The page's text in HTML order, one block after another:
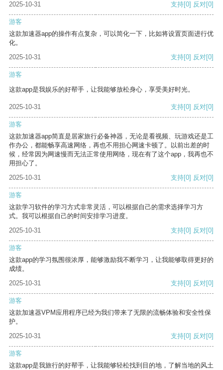
2025-10-31 支持[0] 反对[0]
游客
这款加速器app的操作有点复杂，可以简化一下，比如将设置页面进行优
化。
2025-10-31
支持[0] 反对[0]
游客
这款app是我娱乐的好帮手，让我能够放松身心，享受美好时光。
2025-10-31 支持[0] 反对[0]
游客
这款加速器app简直是居家旅行必备神器，无论是看视频、玩游戏还是工
作办公，都能畅享高速网络，再也不用担心网速卡顿了。以前出差的时
候，经常因为网速慢而无法正常使用网络，现在有了这个app，我再也不
用担心了。
2025-10-31
支持[0] 反对[0]
游客
这款学习软件的学习方式非常灵活，可以根据自己的需求选择学习方
式。我可以根据自己的时间安排学习进度。
2025-10-31
支持[0] 反对[0]
游客
这款app的学习氛围很浓厚，能够激励我不断学习，让我能够取得更好的
成绩。
2025-10-31
支持[0] 反对[0]
游客
这款加速器VPM应用程序已经为我们带来了无限的流畅体验和安全性保
护。
2025-10-31
支持[0] 反对[0]
游客
这款app是我旅行的好帮手，让我能够轻松找到目的地，了解当地的风土